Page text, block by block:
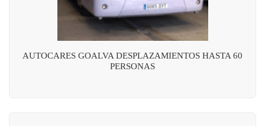
AUTOCARES GOALVA DESPLAZAMIENTOS HASTA 60
PERSONAS